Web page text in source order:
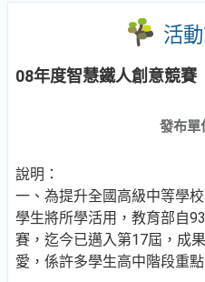
活
08年度智慧鐵人創意競賽
發布單
說明：
一、為提升全國高級中等學
學生將所學活用，教育部自
賽，迄今已邁入第17屆，成
愛，係許多學生高中階段重點